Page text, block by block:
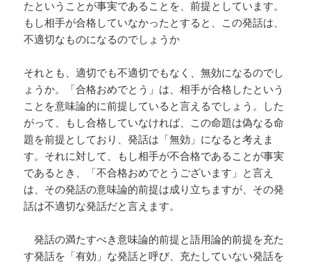
たということが事実であることを、前提としています。
もし相手が合格していなかったとすると、この発話は、
不適切なものになるのでしょうか
それとも、適切でも不適切でもなく、無効になるのでし
ょうか。「合格おめでとう」は、相手が合格したという
ことを意味論的に前提していると言えるでしょう。した
がって、もし合格していなければ、この命題は偽なる命
題を前提としており、発話は「無効」になると考えま
す。それに対して、もし相手が不合格であることが事実
であるとき、「不合格おめでとうございます」と言え
は、その発話の意味論的前提は成り立ちますが、その発
話は不適切な発話だと言えます。
発話の満たすべき意味論的前提と語用論的前提を充た
す発話を「有効」な発話と呼び、充たしていない発話を